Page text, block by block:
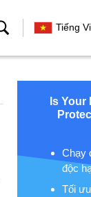
Tiếng
Is Your
Chạy
độc
Tối